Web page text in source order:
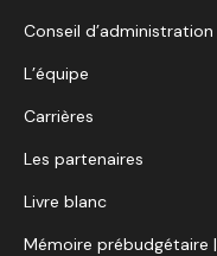
Conseil d’administration
L’équipe
Carrières
Les partenaires
Livre blanc
Mémoire prébudgétaire |